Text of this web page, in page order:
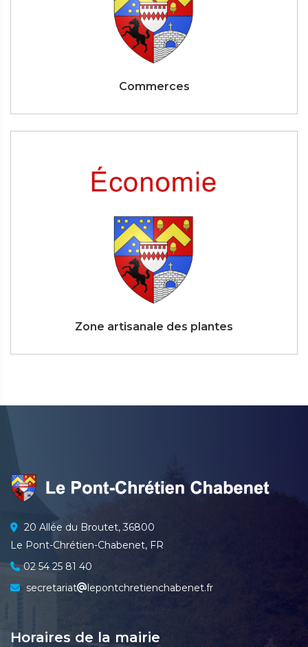
Commerces
Zone artisanale des plantes
20 Allée du Broutet, 36800
Le Pont-Chrétien-Chabenet, FR
02 54 25 81 40
secretariat
lepontchretienchabenet.fr
Horaires de la mairie